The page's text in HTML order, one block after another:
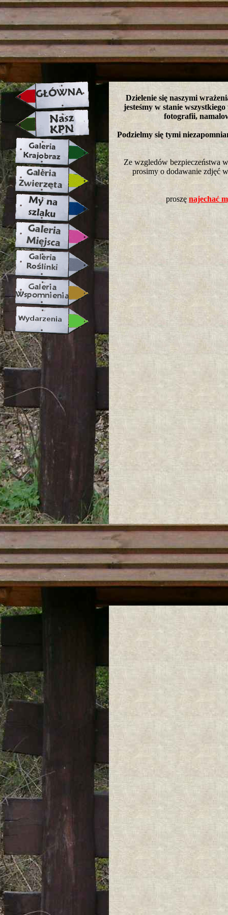
strona w naprawie zapraszamy
Dzielenie się naszymi
jesteśmy w stanie
fotografii,
Podzielmy się tymi
Ze wzgledów bezpieczeństwa
prosimy o dodawanie zdjęć
proszę najechać